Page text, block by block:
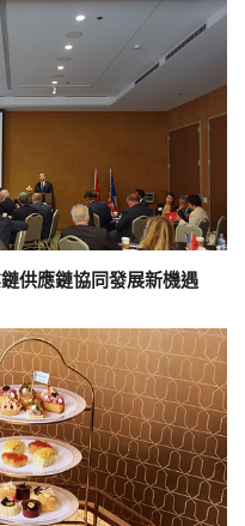
供應鏈協同發展新機遇